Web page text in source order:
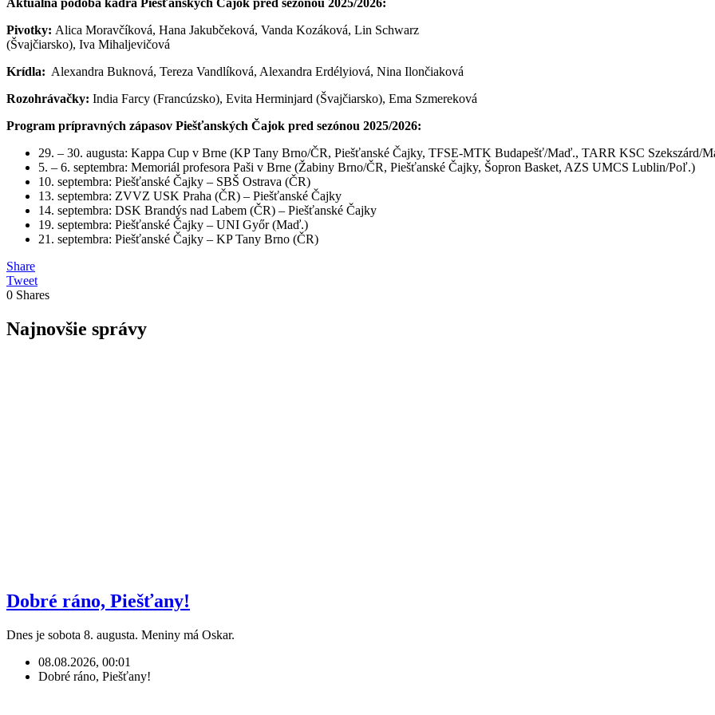
Aktuálna podoba kádra Piešťanských Čajok pred sezónou 2025/2026:
Pivotky: Alica Moravčíková, Hana Jakubčeková, Vanda Kozáková, Lin Schwarz
(Švajčiarsko), Iva Mihaljevičová
Krídla: Alexandra Buknová, Tereza Vandlíková, Alexandra Erdélyiová, Nina Ilončiaková
Rozohrávačky: India Farcy (Francúzsko), Evita Herminjard (Švajčiarsko), Ema Szmereková
Program prípravných zápasov Piešťanských Čajok pred sezónou 2025/2026:
29. – 30. augusta: Kappa Cup v Brne (KP Tany Brno/ČR, Piešťanské Čajky, TFSE-MTK Budapešť/Maď., TARR KSC Szekszárd/
5. – 6. septembra: Memoriál profesora Paši v Brne (Žabiny Brno/ČR, Piešťanské Čajky, Šopron Basket, AZS UMCS Lublin/Poľ.)
10. septembra: Piešťanské Čajky – SBŠ Ostrava (ČR)
13. septembra: ZVVZ USK Praha (ČR) – Piešťanské Čajky
14. septembra: DSK Brandýs nad Labem (ČR) – Piešťanské Čajky
19. septembra: Piešťanské Čajky – UNI Győr (Maď.)
21. septembra: Piešťanské Čajky – KP Tany Brno (ČR)
Share
Tweet
0 Shares
Najnovšie správy
Dobré ráno, Piešťany!
Dnes je sobota 8. augusta. Meniny má Oskar.
08.08.2026, 00:01
Dobré ráno, Piešťany!